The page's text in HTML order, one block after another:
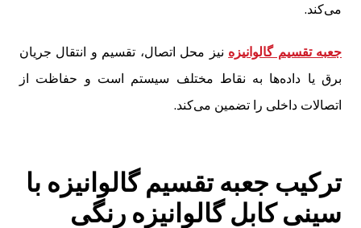
می‌کند.
جعبه تقسیم گالوانیزه نیز محل اتصال، تقسیم و انتقال جریان
برق یا داده‌ها به نقاط مختلف سیستم است و حفاظت از
اتصالات داخلی را تضمین می‌کند.
ترکیب جعبه تقسیم گالوانیزه با
سینی کابل گالوانیزه رنگی